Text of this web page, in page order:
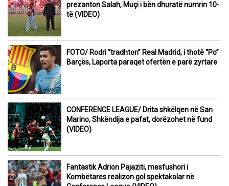
prezanton Salah, Muçi i bën dhuratë numrin 10-
të (VIDEO)
FOTO/ Rodri “tradhton” Real Madrid, i thotë “Po”
Barçës, Laporta paraqet ofertën e parë zyrtare
CONFERENCE LEAGUE/ Drita shkëlqen në San
Marino, Shkëndija e pafat, dorëzohet në fund
(VIDEO)
Fantastik Adrion Pajaziti, mesfushori i
Kombëtares realizon gol spektakolar në